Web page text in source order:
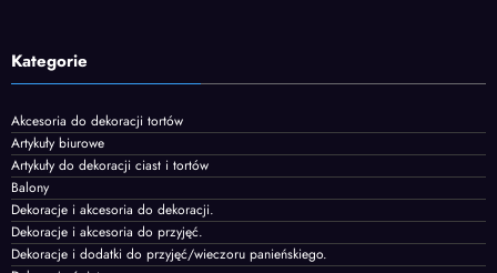
Kategorie
Akcesoria do dekoracji tortów
Artykuły biurowe
Artykuły do dekoracji ciast i tortów
Balony
Dekoracje i akcesoria do dekoracji.
Dekoracje i akcesoria do przyjęć.
Dekoracje i dodatki do przyjęć/wieczoru panieńskiego.